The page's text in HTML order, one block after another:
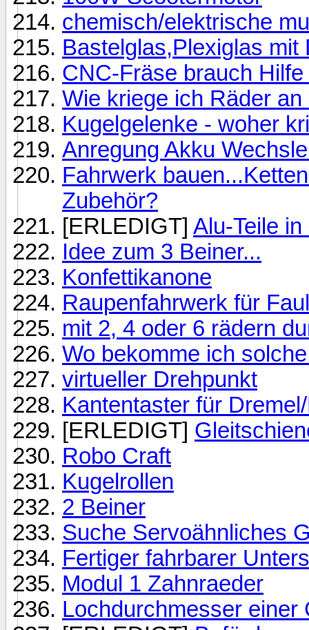
chemisch/elektrische
Bastelglas,Plexiglas
CNC-Fräse brauch
Wie kriege ich Räder
Kugelgelenke - woher
Anregung Akku
Fahrwerk
Zubehör?
[ERLEDIGT] Alu-Teile
Idee zum 3 Beiner...
Konfettikanone
Raupenfahrwerk für
mit 2, 4 oder 6 rädern
Wo bekomme ich
virtueller Drehpunkt
Kantentaster für
[ERLEDIGT]
Robo Craft
Kugelrollen
2 Beiner
Suche Servoähnliches
Fertiger fahrbarer
Modul 1 Zahnraeder
Lochdurchmesser einer